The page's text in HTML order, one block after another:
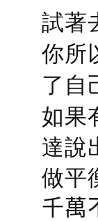
試著
你所
了自
如果
達說
做平
千萬